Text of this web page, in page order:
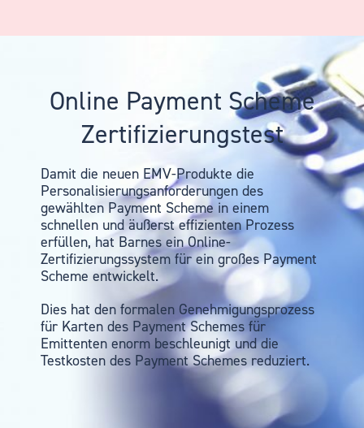
Online Payment Scheme
Zertifizierungstest
Damit die neuen EMV-Produkte die
Personalisierungsanforderungen des
gewählten Payment Scheme in einem
schnellen und äußerst effizienten Prozess
erfüllen, hat Barnes ein Online-
Zertifizierungssystem für ein großes Payment
Scheme entwickelt.
Dies hat den formalen Genehmigungsprozess
für Karten des Payment Schemes für
Emittenten enorm beschleunigt und die
Testkosten des Payment Schemes reduziert.